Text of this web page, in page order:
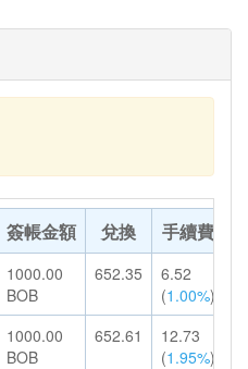
簽帳金額 兌換 手續費
1000.00
BOB
652.35
6.52
(1.00%)
1000.00
BOB
652.61
12.73
(1.95%)